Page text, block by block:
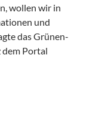
wollen wir in
und
das Grünen-
Portal